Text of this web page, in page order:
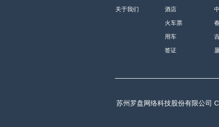
关于我们
酒店
火车票
用车
签证
苏州罗盘网络科技股份有限公司